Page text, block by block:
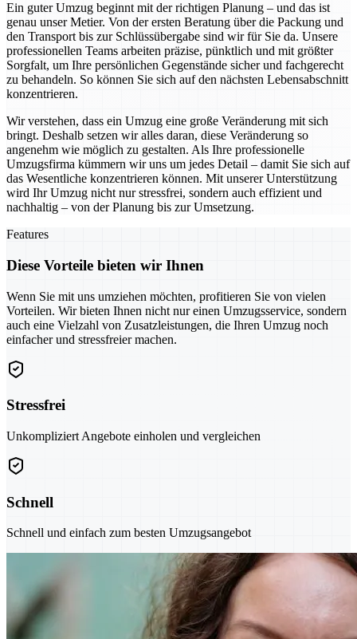
Ein guter Umzug beginnt mit der richtigen Planung – und das ist
genau unser Metier. Von der ersten Beratung über die Packung und
den Transport bis zur Schlüssübergabe sind wir für Sie da. Unsere
professionellen Teams arbeiten präzise, pünktlich und mit größter
Sorgfalt, um Ihre persönlichen Gegenstände sicher und fachgerecht
zu behandeln. So können Sie sich auf den nächsten Lebensabschnitt
konzentrieren.
Wir verstehen, dass ein Umzug eine große Veränderung mit sich
bringt. Deshalb setzen wir alles daran, diese Veränderung so
angenehm wie möglich zu gestalten. Als Ihre professionelle
Umzugsfirma kümmern wir uns um jedes Detail – damit Sie sich auf
das Wesentliche konzentrieren können. Mit unserer Unterstützung
wird Ihr Umzug nicht nur stressfrei, sondern auch effizient und
nachhaltig – von der Planung bis zur Umsetzung.
Features
Diese Vorteile bieten wir Ihnen
Wenn Sie mit uns umziehen möchten, profitieren Sie von vielen
Vorteilen. Wir bieten Ihnen nicht nur einen Umzugsservice, sondern
auch eine Vielzahl von Zusatzleistungen, die Ihren Umzug noch
einfacher und stressfreier machen.
Stressfrei
Unkompliziert Angebote einholen und vergleichen
Schnell
Schnell und einfach zum besten Umzugsangebot